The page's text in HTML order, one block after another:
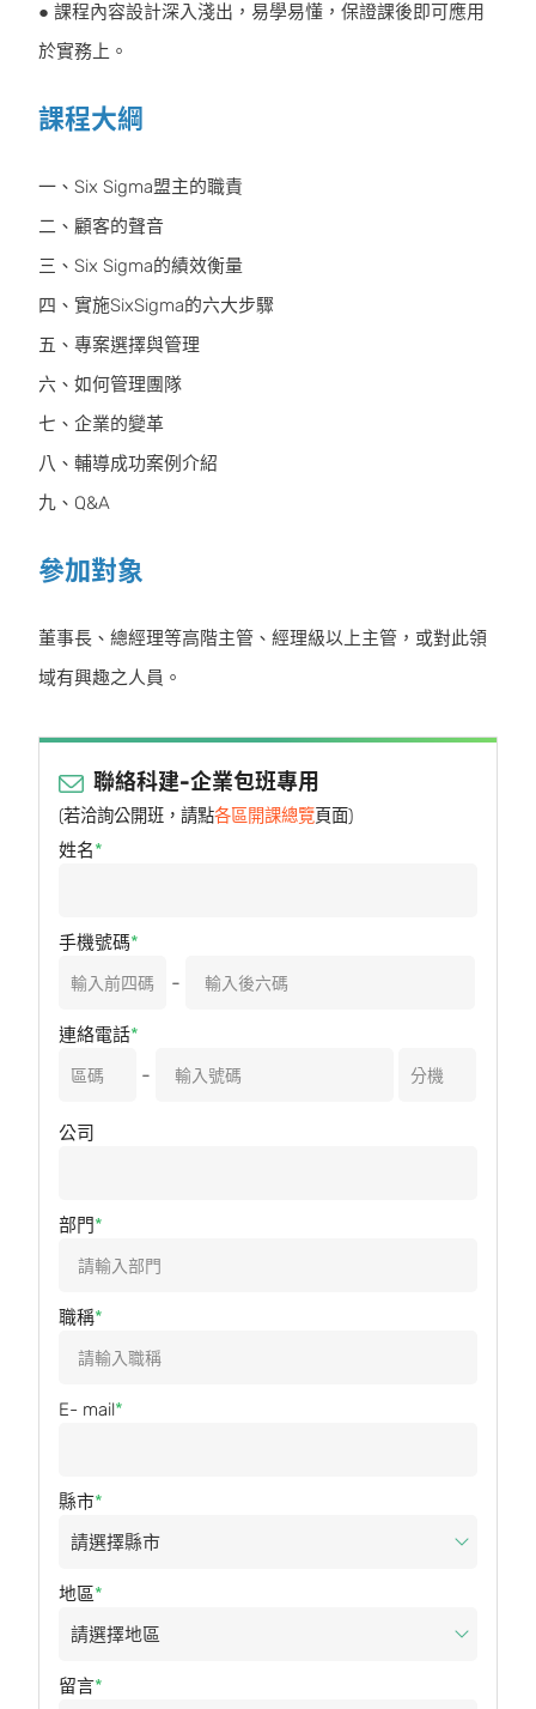
● 課程內容設計深入淺出，易學易懂，保證課後即可應用
於實務上。
課程大綱
一、Six Sigma盟主的職責
二、顧客的聲音
三、Six Sigma的績效衡量
四、實施SixSigma的六大步驟
五、專案選擇與管理
六、如何管理團隊
七、企業的變革
八、輔導成功案例介紹
九、Q&A
參加對象
董事長、總經理等高階主管、經理級以上主管，或對此領
域有興趣之人員。
聯絡科建-企業包班專用
(若洽詢公開班，請點各區開課總覽頁面)
姓名
手機號碼
-
連絡電話
-
公司
部門
職稱
E- mail
縣市
地區
留言